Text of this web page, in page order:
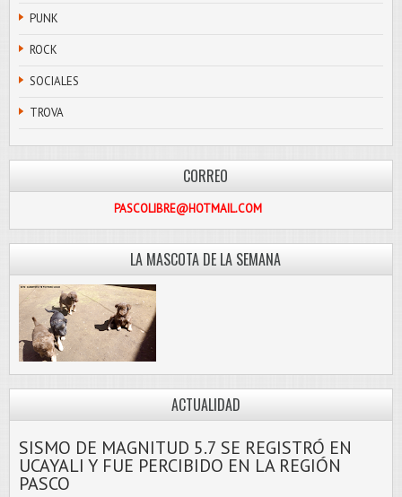
PUNK
ROCK
SOCIALES
TROVA
CORREO
PASCOLIBRE@HOTMAIL.COM
LA MASCOTA DE LA SEMANA
ACTUALIDAD
SISMO DE MAGNITUD 5.7 SE REGISTRÓ EN
UCAYALI Y FUE PERCIBIDO EN LA REGIÓN
PASCO